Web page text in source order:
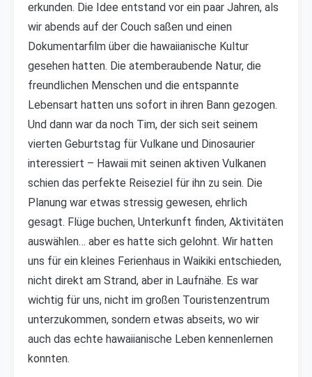
erkunden. Die Idee entstand vor ein paar Jahren, als
wir abends auf der Couch saßen und einen
Dokumentarfilm über die hawaiianische Kultur
gesehen hatten. Die atemberaubende Natur, die
freundlichen Menschen und die entspannte
Lebensart hatten uns sofort in ihren Bann gezogen.
Und dann war da noch Tim, der sich seit seinem
vierten Geburtstag für Vulkane und Dinosaurier
interessiert – Hawaii mit seinen aktiven Vulkanen
schien das perfekte Reiseziel für ihn zu sein. Die
Planung war etwas stressig gewesen, ehrlich
gesagt. Flüge buchen, Unterkunft finden, Aktivitäten
auswählen… aber es hatte sich gelohnt. Wir hatten
uns für ein kleines Ferienhaus in Waikiki entschieden,
nicht direkt am Strand, aber in Laufnähe. Es war
wichtig für uns, nicht im großen Touristenzentrum
unterzukommen, sondern etwas abseits, wo wir
auch das echte hawaiianische Leben kennenlernen
konnten.